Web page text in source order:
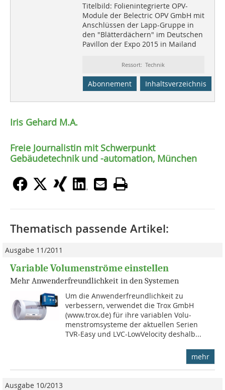
Titelbild: Folienintegrierte OPV-
Module der Belectric OPV GmbH mit
Anschlüssen der Lapp-Gruppe in
den "Blätterdächern" im Deutschen
Pavillon der Expo 2015 in Mailand
Ressort: Technik
Abonnement Inhaltsverzeichnis
Iris Gehard M.A.
Freie Journalistin mit Schwerpunkt
Gebäudetechnik und -automation, München
Thematisch passende Artikel:
Ausgabe 11/2011
Variable Volumenströme einstellen
Mehr Anwenderfreundlichkeit in den Systemen
Um die Anwenderfreundlich­keit zu
verbessern, verwen­det die Trox GmbH
(www.trox.de) für ihre variablen Vo­lu­
menstromsysteme der aktuel­len Serien
TVR-Easy und LVC-LowVelocity deshalb...
mehr
Ausgabe 10/2013